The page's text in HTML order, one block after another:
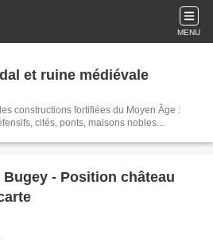
MENU
et ruine médiévale
constructions fortifiées du Moyen Âge :
cités, ponts, maisons nobles...
- Position château